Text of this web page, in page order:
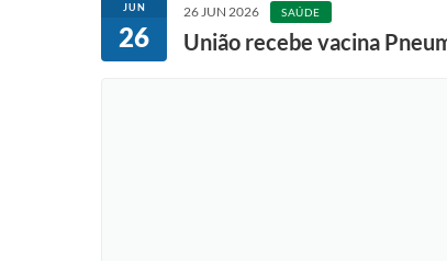
JUN
26
26 JUN 2026 SAÚDE
União recebe vacina